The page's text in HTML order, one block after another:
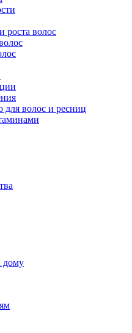
роста волос
для волос и ресниц
дому